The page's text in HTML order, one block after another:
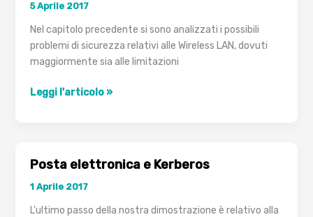
e
Nginx
Proxy
Manager:
risolvere
5 Aprile 2017
Nel capitolo precedente si sono analizzati i possibili
problemi di sicurezza relativi alle Wireless LAN, dovuti
maggiormente sia alle limitazioni
Protezione
Leggi l'articolo »
Posta elettronica e Kerberos
1 Aprile 2017
L’ultimo passo della nostra dimostrazione è relativo alla